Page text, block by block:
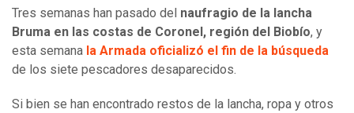
Tres semanas han pasado del naufragio de la lancha
Bruma en las costas de Coronel, región del Biobío, y
esta semana la Armada oficializó el fin de la búsqueda
de los siete pescadores desaparecidos.
Si bien se han encontrado restos de la lancha, ropa y otros